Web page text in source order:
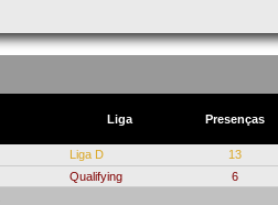
Liga Presenças
Liga D
13
Qualifying
6